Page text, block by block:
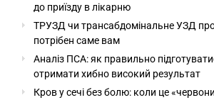
до приїзду в лікарню
ТРУЗД чи трансабдомінальне УЗД
потрібен саме вам
Аналіз ПСА: як правильно
отримати хибно високий результат
Кров у сечі без болю: коли це